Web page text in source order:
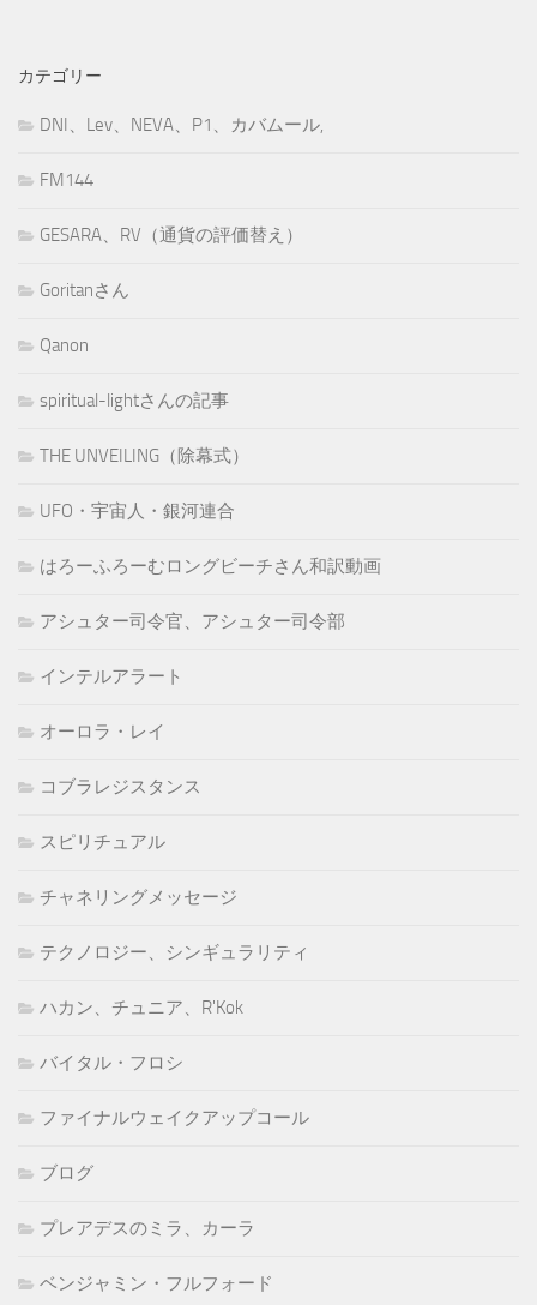
カテゴリー
DNI、Lev、NEVA、P1、カバムール,
FM144
GESARA、RV（通貨の評価替え）
Goritanさん
Qanon
spiritual-lightさんの記事
THE UNVEILING（除幕式）
UFO・宇宙人・銀河連合
はろーふろーむロングビーチさん和訳動画
アシュター司令官、アシュター司令部
インテルアラート
オーロラ・レイ
コブラレジスタンス
スピリチュアル
チャネリングメッセージ
テクノロジー、シンギュラリティ
ハカン、チュニア、R'Kok
バイタル・フロシ
ファイナルウェイクアップコール
ブログ
プレアデスのミラ、カーラ
ベンジャミン・フルフォード